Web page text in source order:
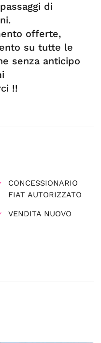
di
offerte,
su tutte le
senza anticipo
!!
CONCESSIONARIO
FIAT AUTORIZZATO
VENDITA NUOVO